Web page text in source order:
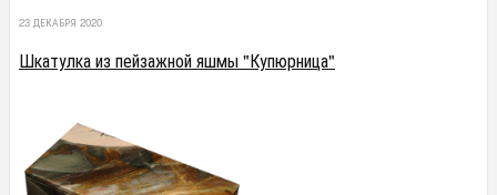
23 ДЕКАБРЯ 2020
Шкатулка из пейзажной яшмы "Купюрница"